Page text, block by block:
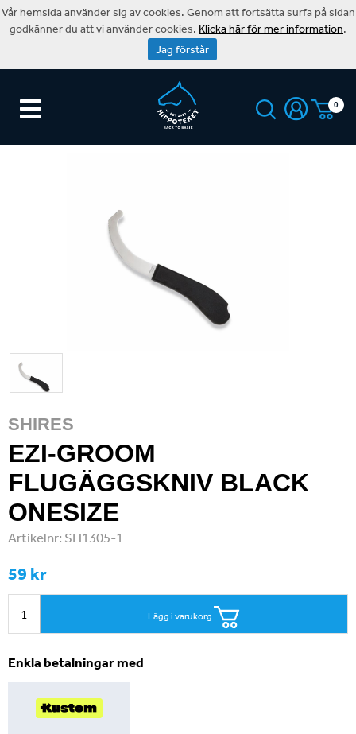
0
SHIRES
EZI-GROOM
FLUGÄGGSKNIV BLACK
ONESIZE
Artikelnr: SH1305-1
59 kr
Lägg i varukorg
Enkla betalningar med
Vår hemsida använder sig av cookies. Genom att fortsätta surfa på sidan
godkänner du att vi använder cookies. Klicka här för mer information.
Jag förstår